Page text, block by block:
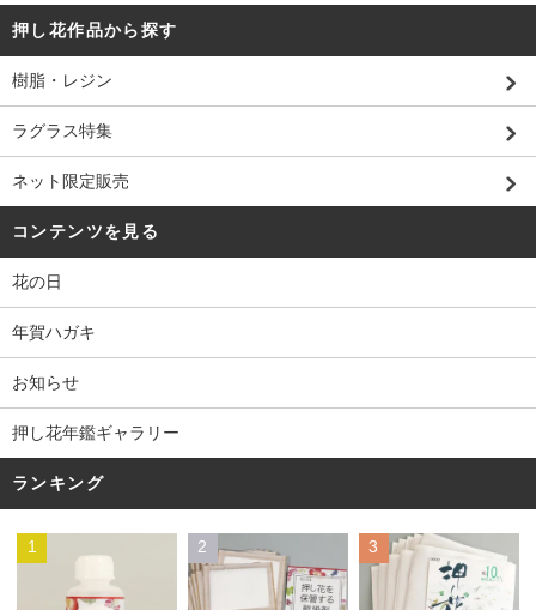
押し花作品から探す
樹脂・レジン
ラグラス特集
ネット限定販売
コンテンツを見る
花の日
年賀ハガキ
お知らせ
押し花年鑑ギャラリー
ランキング
1 2 3